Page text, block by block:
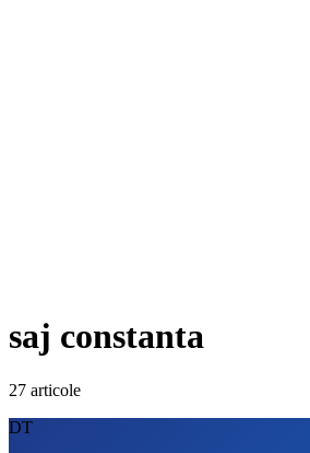
saj constanta
27 articole
DT